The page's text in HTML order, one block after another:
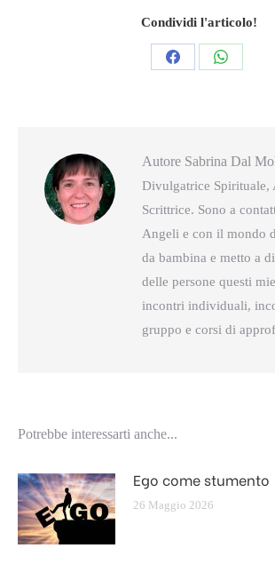
Condividi l'articolo!
CondividiCondividi
Autore Sabrina Dal
Divulgatrice Spirituale,
Scrittrice. Sono a
Angeli e con il mondo
da bambina e metto a
delle persone questi
incontri individuali,
gruppo e corsi di
Potrebbe interessarti anche...
Ego come stumento
26 Maggio 2026